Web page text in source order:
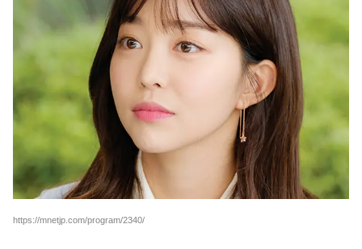
https://mnetjp.com/program/2340/